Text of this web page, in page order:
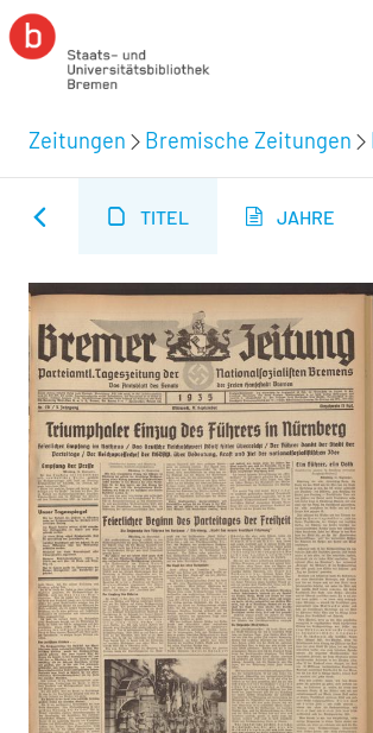
Zeitungen Bremische Zeitungen
TITEL JAHRE